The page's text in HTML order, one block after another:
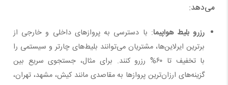
می‌دهد:
رزرو بلیط هواپیما: با دسترسی به پروازهای داخلی و خارجی از
برترین ایرلاین‌ها، مشتریان می‌توانند بلیط‌های چارتر و سیستمی را
با تخفیف تا ۶۰% رزرو کنند. برای مثال، جستجوی سریع بین
گزینه‌های ارزان‌ترین پروازها به مقاصدی مانند کیش، مشهد، تهران،